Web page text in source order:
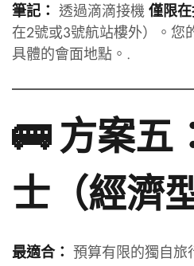
筆記： 透過滴滴接機 僅限
在2號或3號航站樓外）。您
具體的會面地點。.
🚌 方案五
士（經濟
最適合： 預算有限的獨自旅